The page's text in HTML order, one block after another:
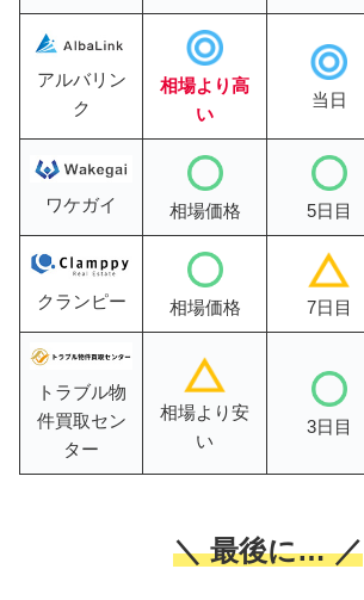
アルバリン
ク
相場より高
い
当日
ワケガイ 相場価格 5日目
クランピー 相場価格 7日目
トラブル物
件買取セン
ター
相場より安
い
3日目
＼ 最後に… ／